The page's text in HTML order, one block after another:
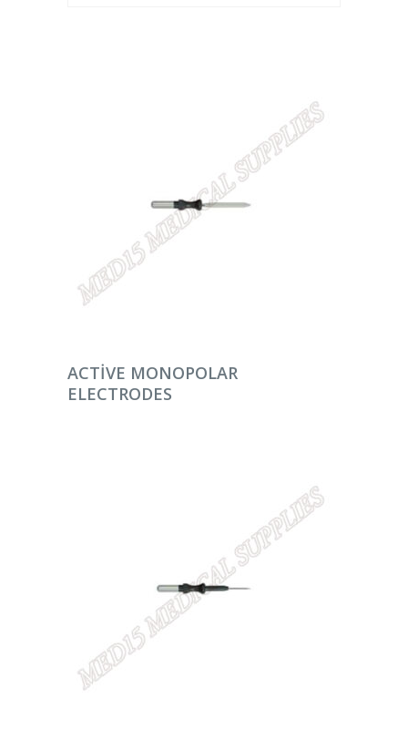
DEVAMINI OKU
ACTIVE MONOPOLAR
ELECTRODES